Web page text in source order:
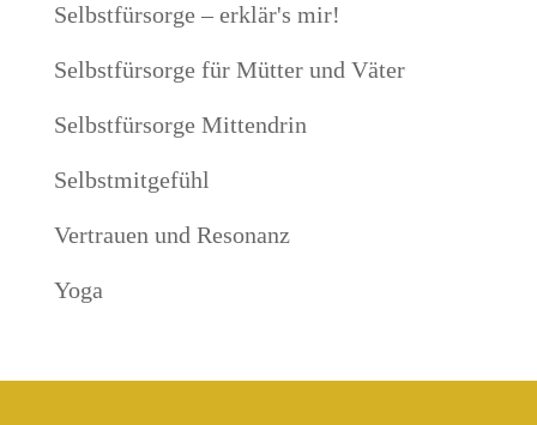
Selbstfürsorge – erklär's mir!
Selbstfürsorge für Mütter und Väter
Selbstfürsorge Mittendrin
Selbstmitgefühl
Vertrauen und Resonanz
Yoga